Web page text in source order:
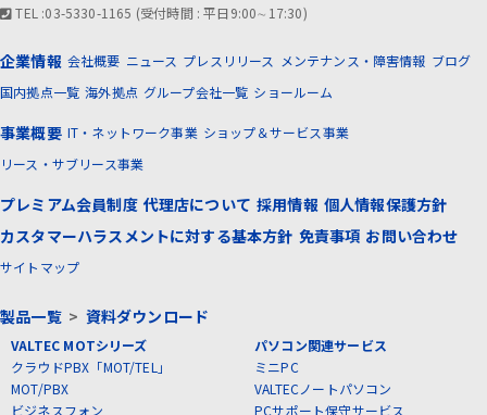
TEL :03-5330-1165 (受付時間 : 平日9:00∼17:30)
企業情報 会社概要 ニュース プレスリリース メンテナンス・障害情報 ブログ
国内拠点一覧 海外拠点 グループ会社一覧 ショールーム
事業概要 IT・ネットワーク事業 ショップ＆サービス事業
リース・サブリース事業
プレミアム会員制度 代理店について 採用情報 個人情報保護方針
カスタマーハラスメントに対する基本方針 免責事項 お問い合わせ
サイトマップ
製品一覧> 資料ダウンロード
VALTEC MOTシリーズ
クラウドPBX「MOT/TEL」
MOT/PBX
ビジネスフォン
パソコン関連サービス
ミニPC
VALTECノートパソコン
PCサポート保守サービス